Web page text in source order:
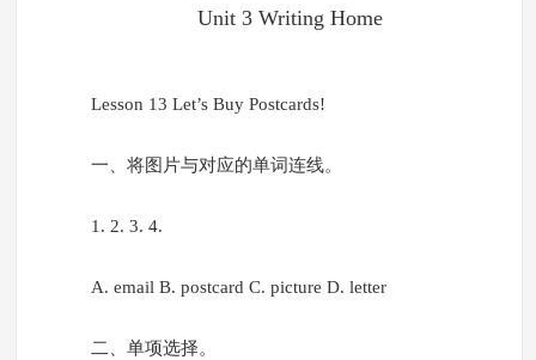
Unit 3 Writing Home
Lesson 13 Let’s Buy Postcards!
一、将图片与对应的单词连线。
1. 2. 3. 4.
A. email B. postcard C. picture D. letter
二、单项选择。